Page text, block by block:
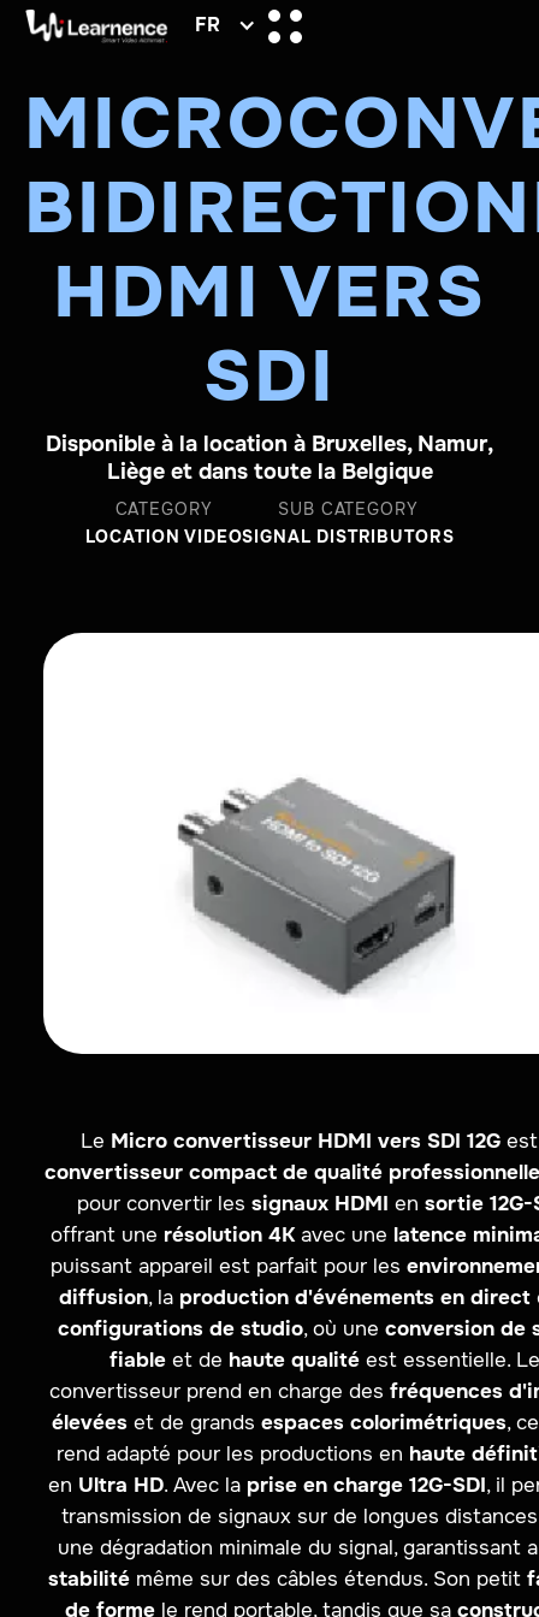
FR
HDMI VERS
SDI
Disponible à la location à Bruxelles, Namur,
Liège et dans toute la Belgique
CATEGORY
LOCATION VIDEO
SUB CATEGORY
SIGNAL DISTRIBUTORS
Le Micro convertisseur HDMI vers SDI 12G
convertisseur compact de qualité
pour convertir lessignaux HDMI ensortie 12G-
offrant une résolution 4Kavec une latence
puissant appareil est parfait pour les
diffusion, la production d'événements en direct
configurations de studio, où uneconversion de
fiableet de haute qualitéest essentielle. Le
convertisseur prend en charge desfréquences
élevées et de grandsespaces colorimétriques,
rend adapté pour les productions en haute
en Ultra HD. Avec la prise en charge 12G-SDI, il
transmission de signaux sur de longues
une dégradation minimale du signal, garantissant
stabilité même sur des câbles étendus. Son petit
de forme le rend portable, tandis que sa